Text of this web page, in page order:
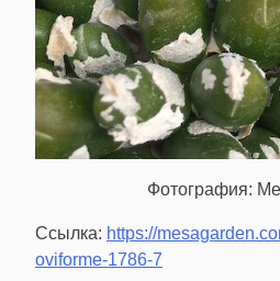
Фотография:
Ссылка: https://
oviforme-1786-7